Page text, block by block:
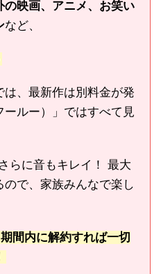
の映画、アニメ、お笑い
など、
、最新作は別料金が発
ルー）」ではすべて見
らに音もキレイ！ 最大
ので、家族みんなで楽し
期間内に解約すれば一切